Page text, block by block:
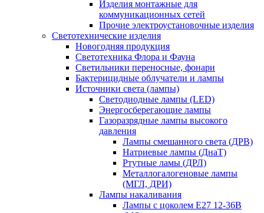
Изделия монтажные для
коммуникационных сетей
Прочие электроустановочные изделия
Светотехнические изделия
Новогодняя продукция
Светотехника Флора и Фауна
Светильники переносные, фонари
Бактерицидные облучатели и лампы
Источники света (лампы)
Светодиодные лампы (LED)
Энергосберегающие лампы
Газоразрядные лампы высокого
давления
Лампы смешанного света (ДРВ)
Натриевые лампы (ДнаТ)
Ртутные ламы (ДРЛ)
Металлогалогеновые лампы
(МГЛ, ДРИ)
Лампы накаливания
Лампы с цоколем Е27 12-36В